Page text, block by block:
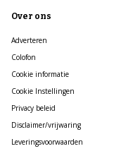
Over ons
Adverteren
Colofon
Cookie informatie
Cookie Instellingen
Privacy beleid
Disclaimer/vrijwaring
Leveringsvoorwaarden